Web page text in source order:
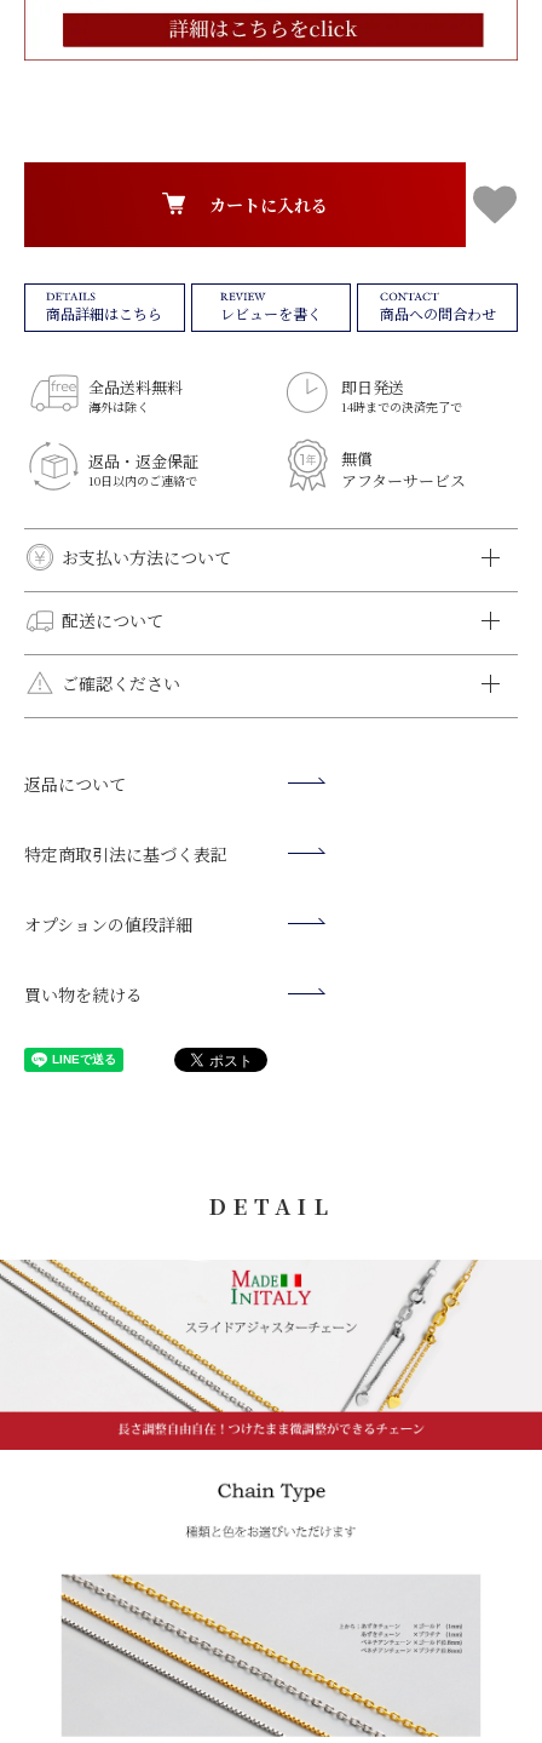
カートに入れる
商品詳細はこちら レビューを書く 商品への問合わせ
全品送料無料
海外は除く
即日発送
14時までの決済完了で
返品・返金保証
10日以内のご連絡で
無償
アフターサービス
お支払い方法について
VISA、MASTER、DINERS、AMEX、JCBがご利用いただけま
す。
ご入金確認後の発送となります。お届け日をご指定いただいてい
【振込先】
楽天銀行（ラクテンギンコウ）
普通預金口座 口座番号： 7201289
ンセルされます。
円以上660円、10万円以上30万円まで1,100円
ご注文後、7日以内にお振込をお願い致します。期日までに入金
がない場合は自動でキャンセルされます。
※コンビニ決済をご利用の場合、別途決済手数料220円がかかり
※ご入金が確認でき次第、商品を発送致します。
※配送日をご指定されてる場合は、ご指定日の3日前までに入金
が確認できるようお振込ください。
ローソン、セイコーマート、ミニストップ、ファミリーマート
【お支払い方法について】
お支払い内容については、購入手続き後の画面上とメールでもお
送りしていますのでご確認ください。
※メールの受信設定で @clementia-decor からのメールを受信
できるように設定してください。
配送について
オプションラッピング（有料ラッピング）はメール便をご選択
いただけません。メール便をご選択いただいた場合でも宅配
日時指定をされない方がより早く到着します。日時指定をされ
い。
商品発送後にお送りするメール
配送状況をご確認いただけます。
⇒日本郵便
ご確認ください
シルバー925や10K・14K・18K素材は"柔らかく・曲がりやす
い。変形や破壊の原因になります。
ご入浴時は必ず外してください。石鹸や水垢等により、ストー
日焼け止め、ヘアスプレー等は触れると変色の原因となります
返品について
特定商取引法に基づく表記
オプションの値段詳細
買い物を続ける
DETAIL